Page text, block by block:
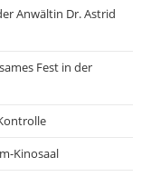
Anwältin Dr. Astrid
Fest in der
Kinosaal